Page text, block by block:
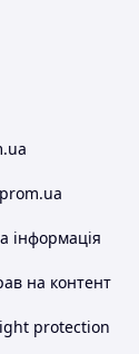
інформація
на контент
protection